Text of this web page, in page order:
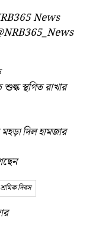
News
স্থগিত রাখার
দিল হামজার
শ্রমিক দিবস